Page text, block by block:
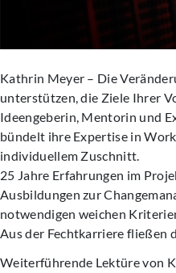
Kathrin Meyer – Die
unterstützen, die Ziele Ihrer
Ideengeberin, Mentorin und
bündelt ihre Expertise in
individuellem Zuschnitt.
25 Jahre Erfahrungen im
Ausbildungen zur
notwendigen weichen
Aus der Fechtkarriere fließen
Weiterführende Lektüre von